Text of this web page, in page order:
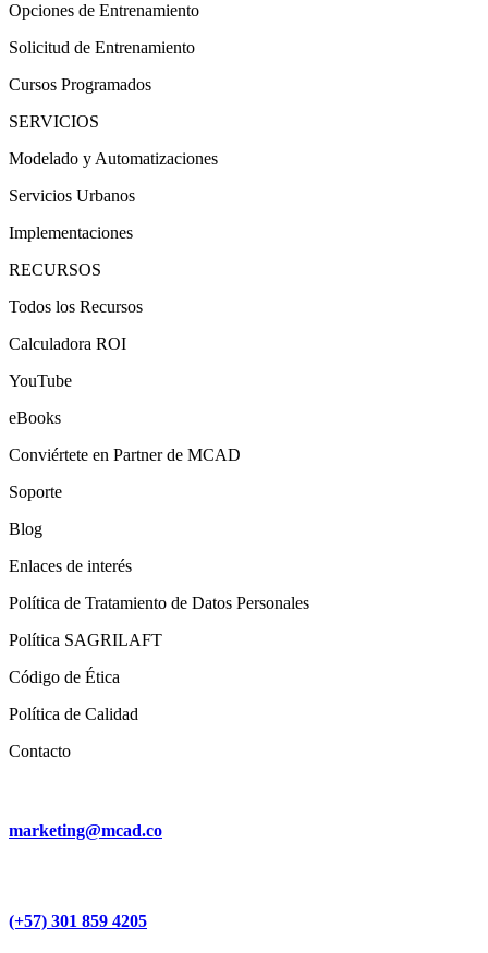
Opciones de Entrenamiento
Solicitud de Entrenamiento
Cursos Programados
SERVICIOS
Modelado y Automatizaciones
Servicios Urbanos
Implementaciones
RECURSOS
Todos los Recursos
Calculadora ROI
YouTube
eBooks
Conviértete en Partner de MCAD
Soporte
Blog
Enlaces de interés
Política de Tratamiento de Datos Personales
Política SAGRILAFT
Código de Ética
Política de Calidad
Contacto
marketing@mcad.co
(+57) 301 859 4205